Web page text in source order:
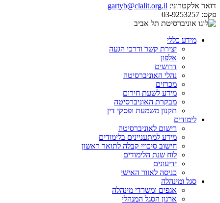
דואר אלקטרוני: gartyb@clalit.org.il
פקס:
מידע כללי
יצירת קשר ודרכי הגעה
אלפון
דרושים
נהלי האוניברסיטה
מכרזים
מידע לשעת חירום
מבקרת האוניברסיטה
תקנון משמעת ופסקי דין
לימודים
רישום לאוניברסיטה
מידע למתעניינים בלימודים
חישוב סיכויי קבלה לתואר ראשון
לוח שנת הלימודים
ידיעונים
כניסה לאזור האישי
סגל ומינהלה
אגפים ומשרדי מינהלה
ארגון הסגל המנהלי